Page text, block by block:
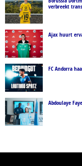
verbreekt
Ajax huurt
FC Andorra
Abdoulaye